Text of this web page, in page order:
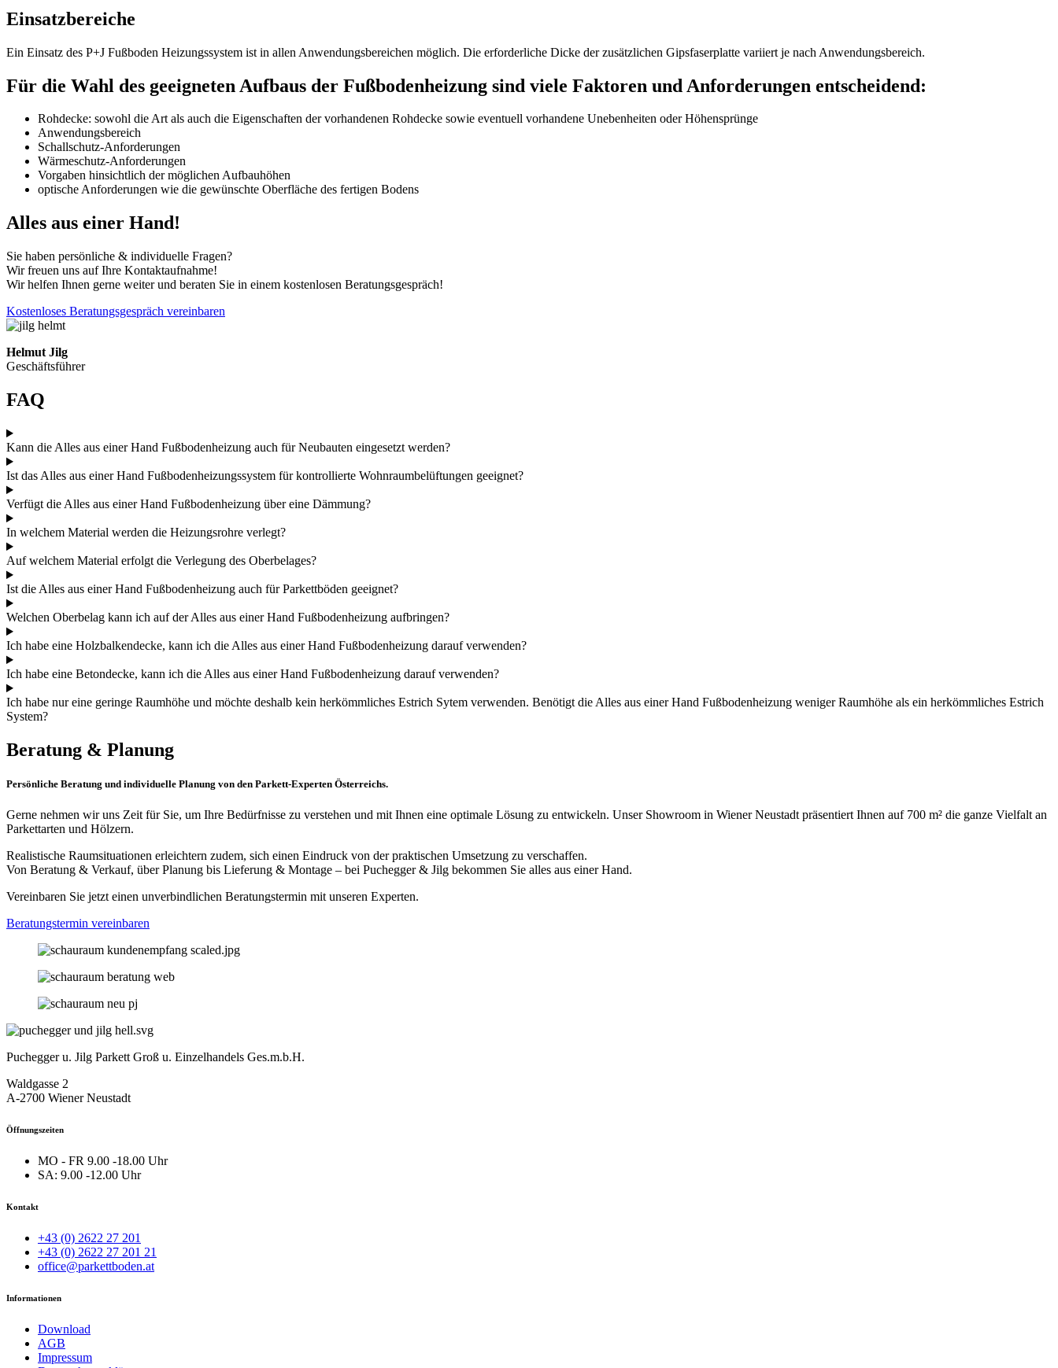
Einsatzbereiche
Ein Einsatz des P+J Fußboden Heizungssystem ist in allen Anwendungsbereichen möglich. Die erforderliche Dicke der zusätzlichen Gipsfaserplatte variiert je nach Anwendungsbereich.
Für die Wahl des geeigneten Aufbaus der Fußbodenheizung sind viele Faktoren und Anforderungen entscheidend:
Rohdecke: sowohl die Art als auch die Eigenschaften der vorhandenen Rohdecke sowie eventuell vorhandene Unebenheiten oder Höhensprünge
Anwendungsbereich
Schallschutz-Anforderungen
Wärmeschutz-Anforderungen
Vorgaben hinsichtlich der möglichen Aufbauhöhen
optische Anforderungen wie die gewünschte Oberfläche des fertigen Bodens
Alles aus einer Hand!
Sie haben persönliche & individuelle Fragen?
Wir freuen uns auf Ihre Kontaktaufnahme!
Wir helfen Ihnen gerne weiter und beraten Sie in einem kostenlosen Beratungsgespräch!
Kostenloses Beratungsgespräch vereinbaren
Helmut Jilg
Geschäftsführer
FAQ
Kann die Alles aus einer Hand Fußbodenheizung auch für Neubauten eingesetzt werden?
Ist das Alles aus einer Hand Fußbodenheizungssystem für kontrollierte Wohnraumbelüftungen geeignet?
Verfügt die Alles aus einer Hand Fußbodenheizung über eine Dämmung?
In welchem Material werden die Heizungsrohre verlegt?
Auf welchem Material erfolgt die Verlegung des Oberbelages?
Ist die Alles aus einer Hand Fußbodenheizung auch für Parkettböden geeignet?
Welchen Oberbelag kann ich auf der Alles aus einer Hand Fußbodenheizung aufbringen?
Ich habe eine Holzbalkendecke, kann ich die Alles aus einer Hand Fußbodenheizung darauf verwenden?
Ich habe eine Betondecke, kann ich die Alles aus einer Hand Fußbodenheizung darauf verwenden?
Ich habe nur eine geringe Raumhöhe und möchte deshalb kein herkömmliches Estrich Sytem verwenden. Benötigt die Alles aus einer Hand Fußbodenheizung weniger Raumhöhe als ein herkömmliches Estrich
System?
Beratung & Planung
Persönliche Beratung und individuelle Planung von den Parkett-Experten Österreichs.
Gerne nehmen wir uns Zeit für Sie, um Ihre Bedürfnisse zu verstehen und mit Ihnen eine optimale Lösung zu entwickeln. Unser Showroom in Wiener Neustadt präsentiert Ihnen auf 700 m² die ganze Vielfalt an
Parkettarten und Hölzern.
Realistische Raumsituationen erleichtern zudem, sich einen Eindruck von der praktischen Umsetzung zu verschaffen.
Von Beratung & Verkauf, über Planung bis Lieferung & Montage – bei Puchegger & Jilg bekommen Sie alles aus einer Hand.
Vereinbaren Sie jetzt einen unverbindlichen Beratungstermin mit unseren Experten.
Beratungstermin vereinbaren
Puchegger u. Jilg Parkett Groß u. Einzelhandels Ges.m.b.H.
Waldgasse 2
A-2700 Wiener Neustadt
Öffnungszeiten
MO - FR 9.00 -18.00 Uhr
SA: 9.00 -12.00 Uhr
Kontakt
+43 (0) 2622 27 201
+43 (0) 2622 27 201 21
office@parkettboden.at
Informationen
Download
AGB
Impressum